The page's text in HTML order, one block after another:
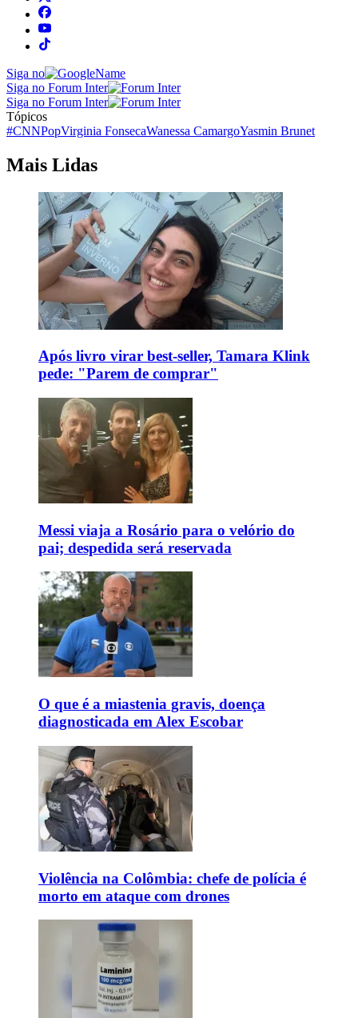
Siga no
Siga no Forum Inter
Siga no Forum Inter
Tópicos
#CNNPopVirginia FonsecaWanessa CamargoYasmin Brunet
Mais Lidas
Após livro virar best-seller, Tamara Klink
pede: "Parem de comprar"
Messi viaja a Rosário para o velório do
pai; despedida será reservada
O que é a miastenia gravis, doença
diagnosticada em Alex Escobar
Violência na Colômbia: chefe de polícia é
morto em ataque com drones